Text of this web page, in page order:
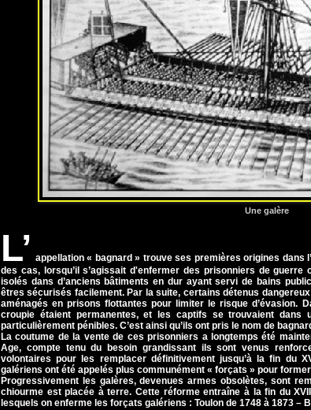
Une galère
L’ appellation « bagnard » trouve ses premières origines dans
des cas, lorsqu’il s’agissait d'enfermer des prisonniers de
isolés dans d’anciens bâtiments en dur ayant servi de bains
êtres sécurisés facilement. Par la suite, certains détenus
aménagés en prisons flottantes pour limiter le risque d’évasion.
croupie étaient permanentes, et les captifs se trouvaient dans
particulièrement pénibles. C’est ainsi qu’ils ont pris le nom de
La coutume de la vente de ces prisonniers a longtemps été
Age, compte tenu du besoin grandissant ils sont venus
volontaires pour les remplacer définitivement jusqu’à la fin du
galériens ont été appelés plus communément « forçats » pour
Progressivement les galères, devenues armes obsolètes, sont
chiourme est placée à terre. Cette réforme entraîne à la fin du
lesquels on enferme les forçats galériens : Toulon de 1748 à 1873 –